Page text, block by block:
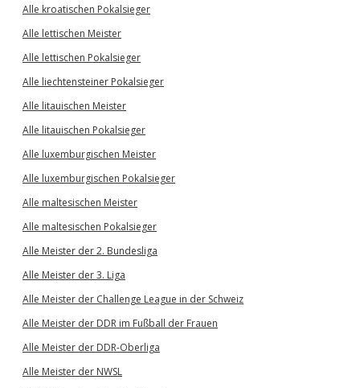
Alle kroatischen Pokalsieger
Alle lettischen Meister
Alle lettischen Pokalsieger
Alle liechtensteiner Pokalsieger
Alle litauischen Meister
Alle litauischen Pokalsieger
Alle luxemburgischen Meister
Alle luxemburgischen Pokalsieger
Alle maltesischen Meister
Alle maltesischen Pokalsieger
Alle Meister der 2. Bundesliga
Alle Meister der 3. Liga
Alle Meister der Challenge League in der Schweiz
Alle Meister der DDR im Fußball der Frauen
Alle Meister der DDR-Oberliga
Alle Meister der NWSL